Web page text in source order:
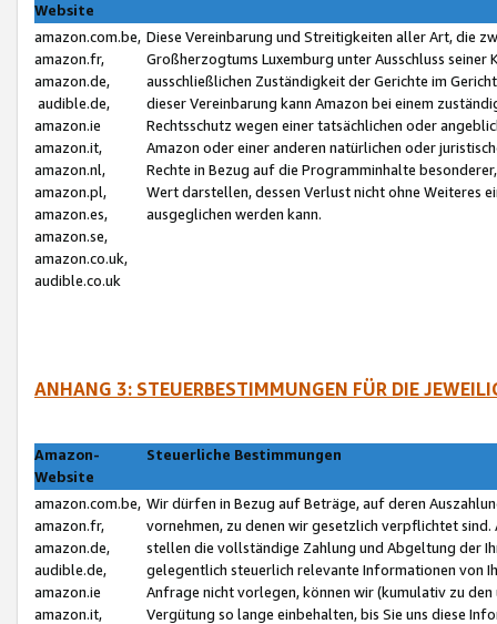
Website
amazon.com.be,
amazon.fr,
amazon.de,
audible.de,
amazon.ie
amazon.it,
amazon.nl,
amazon.pl,
amazon.es,
amazon.se,
amazon.co.uk,
audible.co.uk
Diese Vereinbarung und Streitigkeiten aller Art, die
Großherzogtums Luxemburg unter Ausschluss
ausschließlichen Zuständigkeit der Gerichte im
dieser Vereinbarung kann Amazon bei einem
Rechtsschutz wegen einer tatsächlichen oder
Amazon oder einer anderen natürlichen oder
Rechte in Bezug auf die Programminhalte
Wert darstellen, dessen Verlust nicht ohne Weiteres
ausgeglichen werden kann.
ANHANG 3: STEUERBESTIMMUNGEN FÜR DIE
Amazon-
Website
Steuerliche Bestimmungen
amazon.com.be,
amazon.fr,
amazon.de,
audible.de,
amazon.ie
amazon.it,
Wir dürfen in Bezug auf Beträge, auf deren
vornehmen, zu denen wir gesetzlich verpflichtet
stellen die vollständige Zahlung und Abgeltung der
gelegentlich steuerlich relevante Informationen von
Anfrage nicht vorlegen, können wir (kumulativ zu
Vergütung so lange einbehalten, bis Sie uns diese